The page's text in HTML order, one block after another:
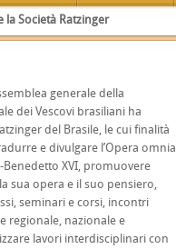
la Società Ratzinger
generale della
dei Vescovi brasiliani ha
del Brasile, le cui finalità
e divulgare l’Opera omnia
Benedetto XVI, promuovere
sua opera e il suo pensiero,
seminari e corsi, incontri
regionale, nazionale e
lavori interdisciplinari con